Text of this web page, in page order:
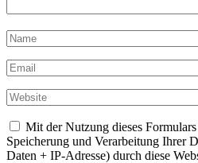
Mit der Nutzung dieses
Speicherung und Verarbeitung Ihrer
Daten + IP-Adresse) durch diese